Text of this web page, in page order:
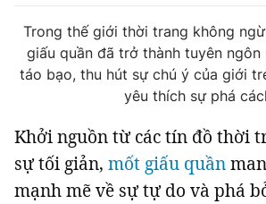
Chào ngày mới Tin 24h
Tin thị trường Tin 360
Video
Magazine
Đăng xuất
Trong thế giới thời trang không
giấu quần đã trở thành tuyên
táo bạo, thu hút sự chú ý của giới
yêu thích sự phá
Khởi nguồn từ các tín đồ thời
sự tối giản, mốt giấu quần
mạnh mẽ về sự tự do và phá